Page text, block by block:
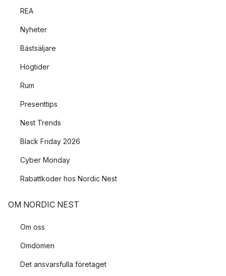
REA
Nyheter
Bästsäljare
Högtider
Rum
Presenttips
Nest Trends
Black Friday 2026
Cyber Monday
Rabattkoder hos Nordic Nest
OM NORDIC NEST
Om oss
Omdömen
Det ansvarsfulla företaget